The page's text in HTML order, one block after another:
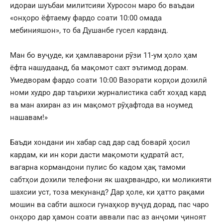
идораи шуъбаи милитсияи Хуросон маро бо ваъдаи
«онҳоро ёфтаему фардо соати 10:00 омада
мебинияшон», то ба Душанбе гусел карданд.
Ман бо вуҷуде, ки ҳамлаварони рӯзи 11-ум ҳоло ҳам
ёфта нашудаанд, ба мақомот сахт эътимод дорам.
Умедворам фардо соати 10:00 Вазорати корҳои дохилӣ
номи худро дар таърихи журналистика сабт хоҳад кард
ва ман ахиран аз ин мақомот рӯҳафтода ва ноумед
нашавам!»
Баъди хондани ин хабар сад дар сад боварӣ ҳосил
кардам, ки ин кори дасти мақомоти қудратӣ аст,
вагарна кормандони пулис бо кадом ҳақ тамоми
сабтҳои дохили телефони як шаҳрвандро, ки моликияти
шахсии уст, тоза мекунанд? Дар ҳоле, ки ҳатто рақами
мошин ва сабти ашхоси гунаҳкор вуҷуд дорад, пас чаро
онҳоро дар ҳамон соати аввали пас аз анҷоми ҷиноят